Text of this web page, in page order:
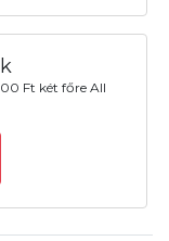
Ft két főre All